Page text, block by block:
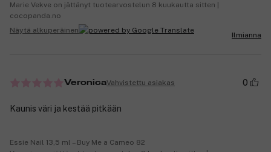
Marie Vekve on jättänyt tuotearvostelun 8 kuukautta sitten |
cocopanda.no
Näytä alkuperäinen
Ilmianna
VeronicaVahvistettu asiakas 0
Kaunis väri ja kestää pitkään
Essie Nail 13,5 ml – Buy Me a Cameo 82